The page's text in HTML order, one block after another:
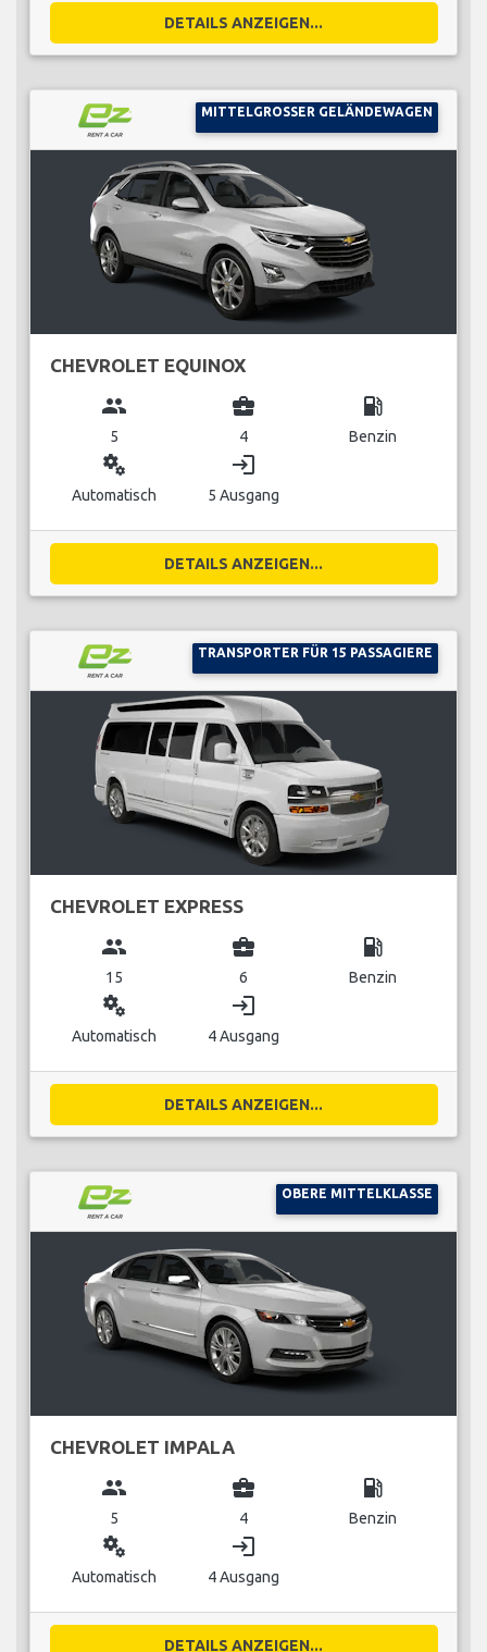
DETAILS ANZEIGEN...
MITTELGROSSER GELÄNDEWAGEN
CHEVROLET EQUINOX
group
5
business_center
4
local_gas_station
Benzin
miscellaneous_services
Automatisch
login
5 Ausgang
DETAILS ANZEIGEN...
TRANSPORTER FÜR 15 PASSAGIERE
CHEVROLET EXPRESS
group
15
business_center
6
local_gas_station
Benzin
miscellaneous_services
Automatisch
login
4 Ausgang
DETAILS ANZEIGEN...
OBERE MITTELKLASSE
CHEVROLET IMPALA
group
5
business_center
4
local_gas_station
Benzin
miscellaneous_services
Automatisch
login
4 Ausgang
DETAILS ANZEIGEN...